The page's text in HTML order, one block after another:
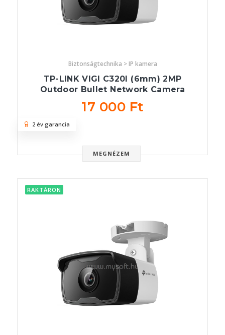
Biztonságtechnika > IP kamera
TP-LINK VIGI C320I (6mm) 2MP
Outdoor Bullet Network Camera
17 000 Ft
MEGNÉZEM
2 év garancia
RAKTÁRON